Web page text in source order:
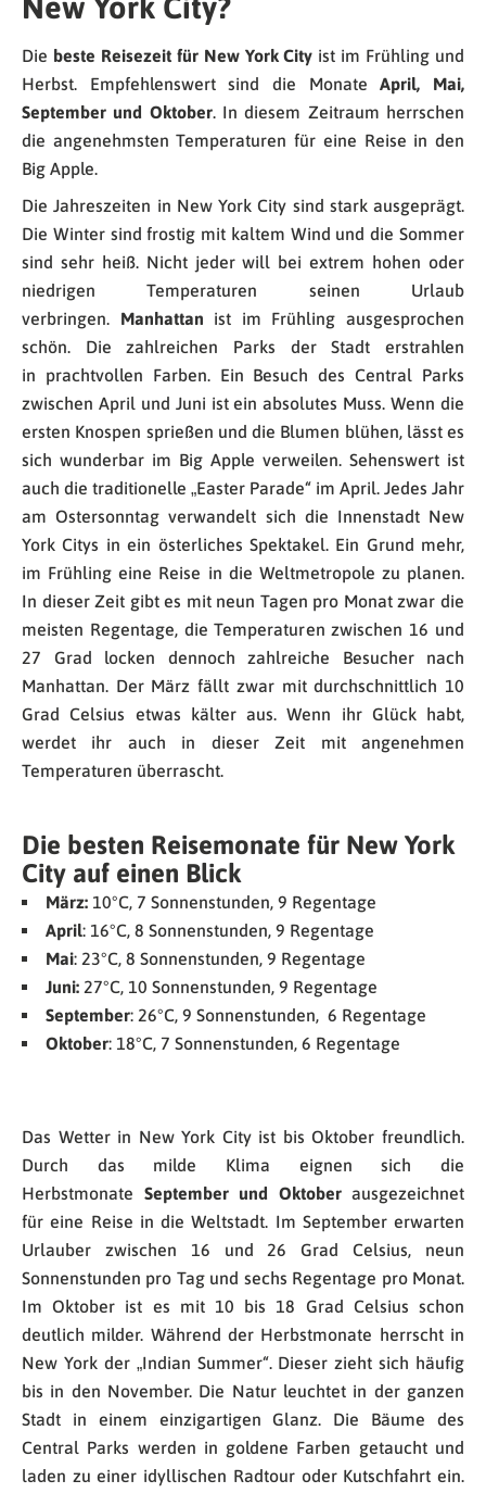
New York City?
Die beste Reisezeit für New York City ist im Frühling und
Herbst. Empfehlenswert sind die MonateApril, Mai,
September und Oktober. In diesem Zeitraum herrschen
die angenehmsten Temperaturen für eine Reise in den
Big Apple.
Die Jahreszeiten in New York City sind stark ausgeprägt.
Die Winter sind frostig mit kaltem Wind und die Sommer
sind sehr heiß. Nicht jeder will bei extrem hohen oder
niedrigen Temperaturen seinen Urlaub
verbringen. Manhattan ist im Frühling ausgesprochen
schön. Die zahlreichen Parks der Stadt erstrahlen
in prachtvollen Farben. Ein Besuch des Central Parks
zwischen April und Juni ist ein absolutes Muss. Wenn die
ersten Knospen sprießen und die Blumen blühen, lässt es
sich wunderbar im Big Apple verweilen. Sehenswert ist
auch die traditionelle „Easter Parade“ im April. Jedes Jahr
am Ostersonntag verwandelt sich die Innenstadt New
York Citys in ein österliches Spektakel. Ein Grund mehr,
im Frühling eine Reise in die Weltmetropole zu planen.
In dieser Zeit gibt es mit neun Tagen pro Monat zwar die
meisten Regentage, die Temperaturen zwischen 16 und
27 Grad locken dennoch zahlreiche Besucher nach
Manhattan. Der März fällt zwar mit durchschnittlich 10
Grad Celsius etwas kälter aus. Wenn ihr Glück habt,
werdet ihr auch in dieser Zeit mit angenehmen
Temperaturen überrascht.
Die besten Reisemonate für New York
City auf einen Blick
März: 10°C, 7 Sonnenstunden, 9 Regentage
April: 16°C, 8 Sonnenstunden, 9 Regentage
Mai: 23°C, 8 Sonnenstunden, 9 Regentage
Juni: 27°C, 10 Sonnenstunden, 9 Regentage
September: 26°C, 9 Sonnenstunden, 6 Regentage
Oktober: 18°C, 7 Sonnenstunden, 6 Regentage
Das Wetter in New York City ist bis Oktober freundlich.
Durch das milde Klima eignen sich die
Herbstmonate September und Oktoberausgezeichnet
für eine Reise in die Weltstadt. Im September erwarten
Urlauber zwischen 16 und 26 Grad Celsius, neun
Sonnenstunden pro Tag und sechs Regentage pro Monat.
Im Oktober ist es mit 10 bis 18 Grad Celsius schon
deutlich milder. Während der Herbstmonate herrscht in
New York der „Indian Summer“. Dieser zieht sich häufig
bis in den November. Die Natur leuchtet in der ganzen
Stadt in einem einzigartigen Glanz. Die Bäume des
Central Parks werden in goldene Farben getaucht und
laden zu einer idyllischen Radtour oder Kutschfahrt ein.